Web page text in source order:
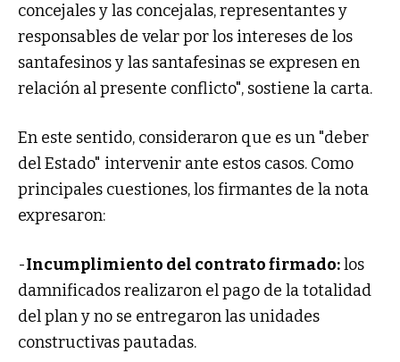
concejales y las concejalas, representantes y
responsables de velar por los intereses de los
santafesinos y las santafesinas se expresen en
relación al presente conflicto", sostiene la carta.
En este sentido, consideraron que es un "deber
del Estado" intervenir ante estos casos. Como
principales cuestiones, los firmantes de la nota
expresaron:
-Incumplimiento del contrato firmado:los
damnificados realizaron el pago de la totalidad
del plan y no se entregaron las unidades
constructivas pautadas.